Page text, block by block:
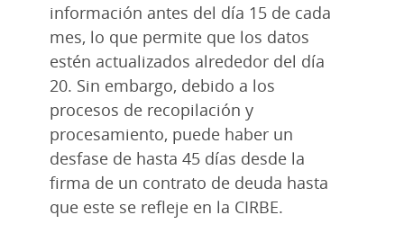
información antes del día 15 de cada
mes, lo que permite que los datos
estén actualizados alrededor del día
20. Sin embargo, debido a los
procesos de recopilación y
procesamiento, puede haber un
desfase de hasta 45 días desde la
firma de un contrato de deuda hasta
que este se refleje en la CIRBE.